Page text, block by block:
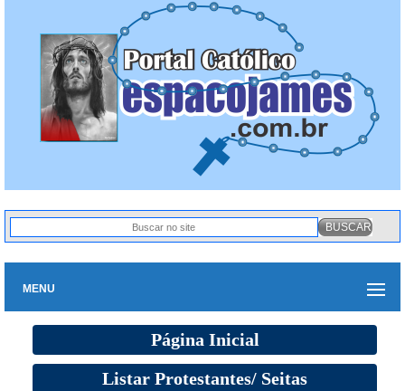
MENU
Página Inicial
Listar Protestantes/ Seitas